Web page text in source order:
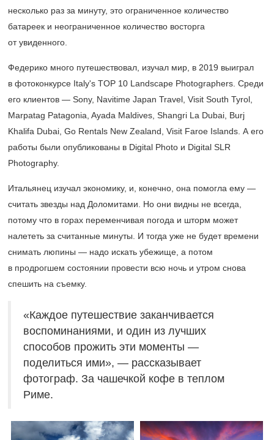
несколько раз за минуту, это ограниченное количество
батареек и неограниченное количество восторга
от увиденного.
Федерико много путешествовал, изучал мир, в 2019 выиграл
в фотоконкурсе Italy's TOP 10 Landscape Photographers. Среди
его клиентов — Sony, Navitime Japan Travel, Visit South Tyrol,
Marpatag Patagonia, Ayada Maldives, Shangri La Dubai, Burj
Khalifa Dubai, Go Rentals New Zealand, Visit Faroe Islands. А его
работы были опубликованы в Digital Photo и Digital SLR
Photography.
Итальянец изучал экономику, и, конечно, она помогла ему —
считать звезды над Доломитами. Но они видны не всегда,
потому что в горах переменчивая погода и шторм может
налететь за считанные минуты. И тогда уже не будет времени
снимать люпины — надо искать убежище, а потом
в продрогшем состоянии провести всю ночь и утром снова
спешить на съемку.
«Каждое путешествие заканчивается
воспоминаниями, и один из лучших
способов прожить эти моменты —
поделиться ими», — рассказывает
фотограф. За чашечкой кофе в теплом
Риме.